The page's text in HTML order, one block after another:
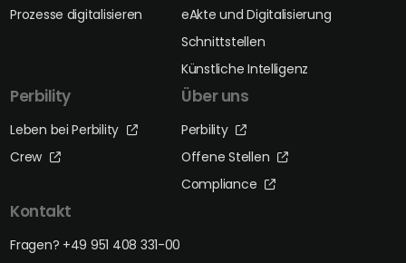
Prozesse digitalisieren
eAkte und Digitalisierung
Schnittstellen
Künstliche Intelligenz
Perbility
Leben bei Perbility
Crew
Über uns
Perbility
Offene Stellen
Compliance
Kontakt
Fragen? +49 951 408 331-00